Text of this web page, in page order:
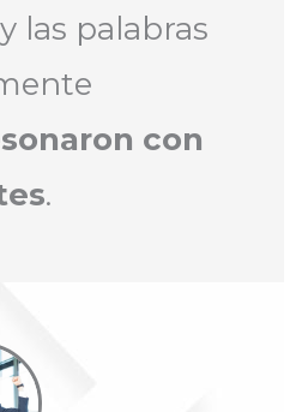
las palabras
con
.